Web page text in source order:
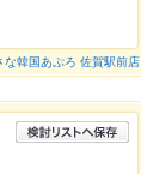
な韓国あぷろ 佐賀駅前店